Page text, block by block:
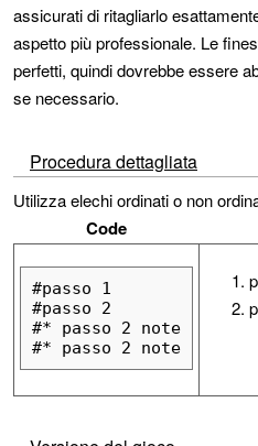
assicurati di ritagliarlo
aspetto più professionale. Le
perfetti, quindi dovrebbe essere
se necessario.
Procedura dettagliata
Utilizza elechi ordinati o non
Code
#passo 1
#passo 2
#* passo 2 note
#* passo 2 note